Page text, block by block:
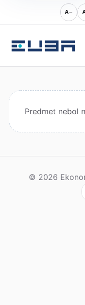
A−
Predmet nebol
© 2026